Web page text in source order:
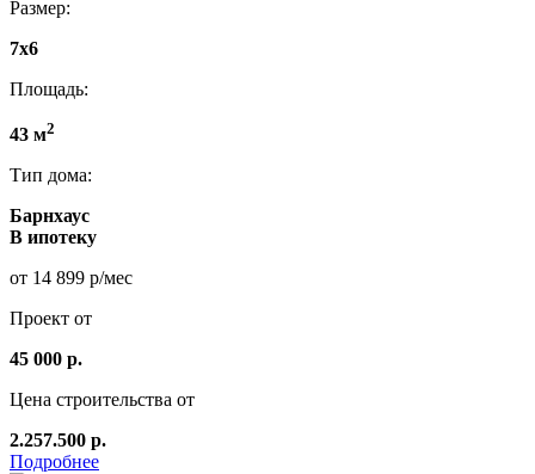
Размер:
7x6
Площадь:
43 м2
Тип дома:
Барнхаус
В ипотеку
от 14 899 р/мес
Проект от
45 000 р.
Цена строительства от
2.257.500 р.
Подробнее